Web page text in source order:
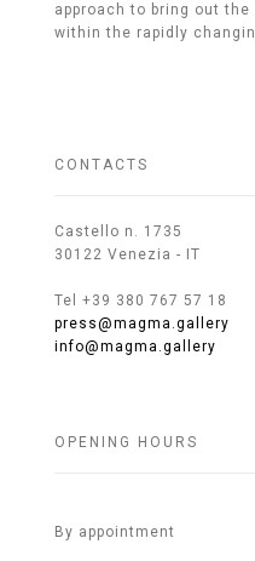
approach to bring out
within the rapidly
CONTACTS
Castello n. 1735
30122 Venezia - IT
Tel +39 380 767 57 18
press@magma.gallery
info@magma.gallery
OPENING HOURS
By appointment